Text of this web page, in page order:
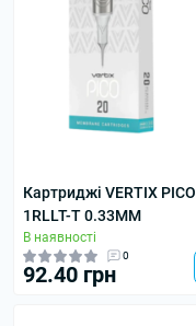
Картриджі VERTIX PICO
1RLLT-T 0.33MM
В наявності
0
92.40 грн